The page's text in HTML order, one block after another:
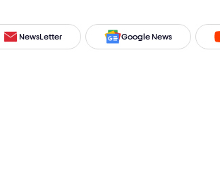
NewsLetter Google News